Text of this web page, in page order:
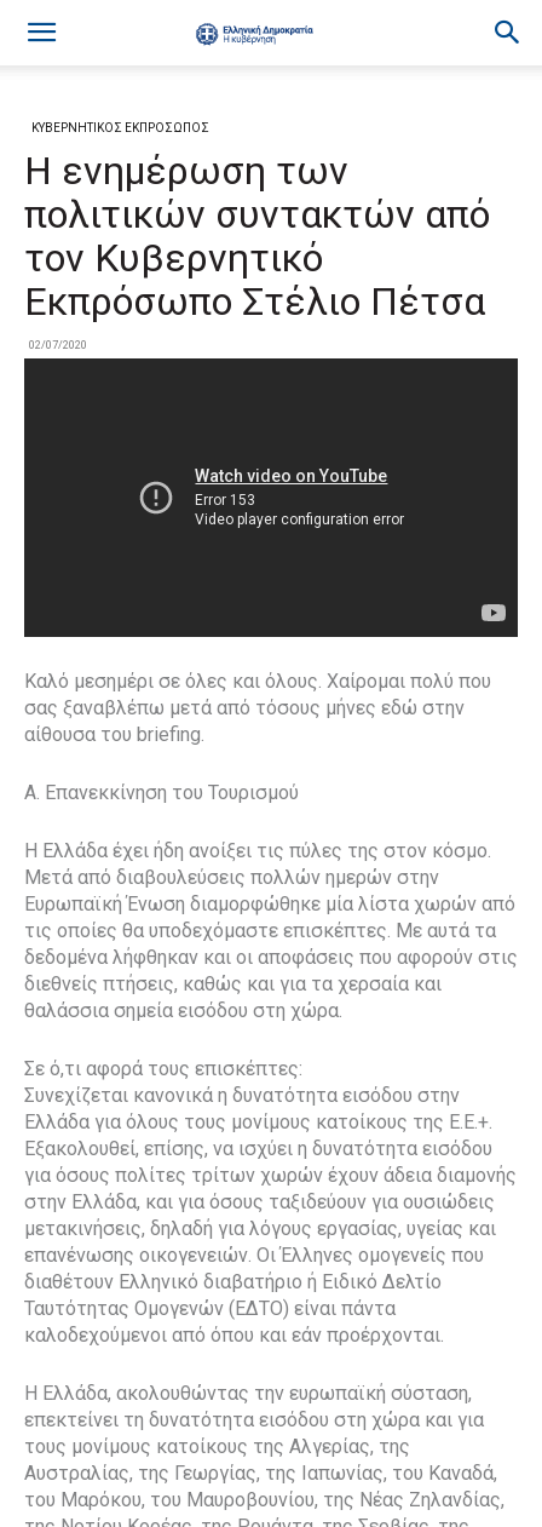
ΚΥΒΕΡΝΗΤΙΚΟΣ ΕΚΠΡΟΣΩΠΟΣ
Η ενημέρωση των
πολιτικών συντακτών από
τον Κυβερνητικό
Εκπρόσωπο Στέλιο Πέτσα
02/07/2020
Καλό μεσημέρι σε όλες και όλους. Χαίρομαι πολύ που
σας ξαναβλέπω μετά από τόσους μήνες εδώ στην
αίθουσα του briefing.
Α. Επανεκκίνηση του Τουρισμού
Η Ελλάδα έχει ήδη ανοίξει τις πύλες της στον κόσμο.
Μετά από διαβουλεύσεις πολλών ημερών στην
Ευρωπαϊκή Ένωση διαμορφώθηκε μία λίστα χωρών από
τις οποίες θα υποδεχόμαστε επισκέπτες. Με αυτά τα
δεδομένα λήφθηκαν και οι αποφάσεις που αφορούν στις
διεθνείς πτήσεις, καθώς και για τα χερσαία και
θαλάσσια σημεία εισόδου στη χώρα.
Σε ό,τι αφορά τους επισκέπτες:
Συνεχίζεται κανονικά η δυνατότητα εισόδου στην
Ελλάδα για όλους τους μονίμους κατοίκους της Ε.Ε.+.
Εξακολουθεί, επίσης, να ισχύει η δυνατότητα εισόδου
για όσους πολίτες τρίτων χωρών έχουν άδεια διαμονής
στην Ελλάδα, και για όσους ταξιδεύουν για ουσιώδεις
μετακινήσεις, δηλαδή για λόγους εργασίας, υγείας και
επανένωσης οικογενειών. Οι Έλληνες ομογενείς που
διαθέτουν Ελληνικό διαβατήριο ή Ειδικό Δελτίο
Ταυτότητας Ομογενών (ΕΔΤΟ) είναι πάντα
καλοδεχούμενοι από όπου και εάν προέρχονται.
Η Ελλάδα, ακολουθώντας την ευρωπαϊκή σύσταση,
επεκτείνει τη δυνατότητα εισόδου στη χώρα και για
τους μονίμους κατοίκους της Αλγερίας, της
Αυστραλίας, της Γεωργίας, της Ιαπωνίας, του Καναδά,
του Μαρόκου, του Μαυροβουνίου, της Νέας Ζηλανδίας,